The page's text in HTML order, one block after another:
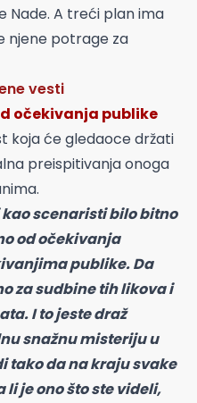
Nade. A treći plan ima
njene potrage za
vesti
očekivanja publike
koja će gledaoce držati
preispitivanja onoga
scenaristi bilo bitno
od očekivanja
publike. Da
za sudbine tih likova i
I to jeste draž
snažnu misteriju u
tako da na kraju svake
je ono što ste videli,